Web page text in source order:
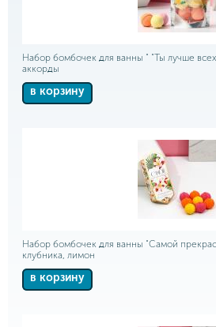
Набор бомбочек для ванны " "Ты лучше
аккорды
в корзину
Набор бомбочек для ванны "Самой
клубника, лимон
в корзину